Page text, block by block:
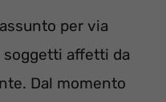
per via
soggetti affetti da
Dal momento